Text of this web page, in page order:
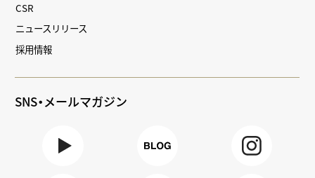
CSR
ニュースリリース
採用情報
SNS・メールマガジン